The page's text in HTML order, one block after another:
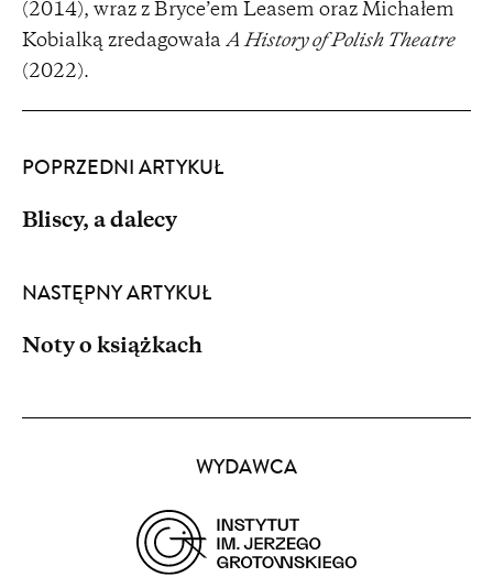
(2014), wraz z Bryce’em Leasem oraz Michałem
Kobialką zredagowała A History of Polish Theatre
(2022).
POPRZEDNI ARTYKUŁ
Bliscy, a dalecy
NASTĘPNY ARTYKUŁ
Noty o książkach
WYDAWCA